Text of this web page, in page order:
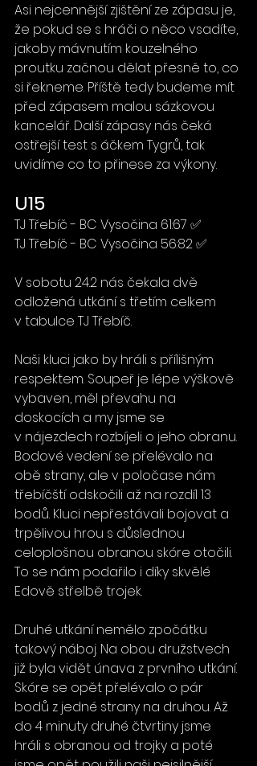
Asi nejcennější zjištění ze zápasu je,
že pokud se s hráči o něco vsadíte,
jakoby mávnutím kouzelného
proutku začnou dělat přesně to, co
si řekneme. Příště tedy budeme mít
před zápasem malou sázkovou
kancelář. Další zápasy nás čeká
ostřejší test s áčkem Tygrů, tak
uvidíme co to přinese za výkony.
U15
TJ Třebíč - BC Vysočina 61:67 ✅
TJ Třebíč - BC Vysočina 56:82 ✅
V sobotu 24.2 nás čekala dvě
odložená utkání s třetím celkem
v tabulce TJ Třebíč.
Naši kluci jako by hráli s přílišným
respektem. Soupeř je lépe výškově
vybaven, měl převahu na
doskocích a my jsme se
v nájezdech rozbíjeli o jeho obranu.
Bodové vedení se přelévalo na
obě strany, ale v poločase nám
třebíčští odskočili až na rozdíl 13
bodů. Kluci nepřestávali bojovat a
trpělivou hrou s důslednou
celoplošnou obranou skóre otočili.
To se nám podařilo i díky skvělé
Edově střelbě trojek.
Druhé utkání nemělo zpočátku
takový náboj. Na obou družstvech
již byla vidět únava z prvního utkání.
Skóre se opět přelévalo o pár
bodů z jedné strany na druhou. Až
do 4 minuty druhé čtvrtiny jsme
hráli s obranou od trojky a poté